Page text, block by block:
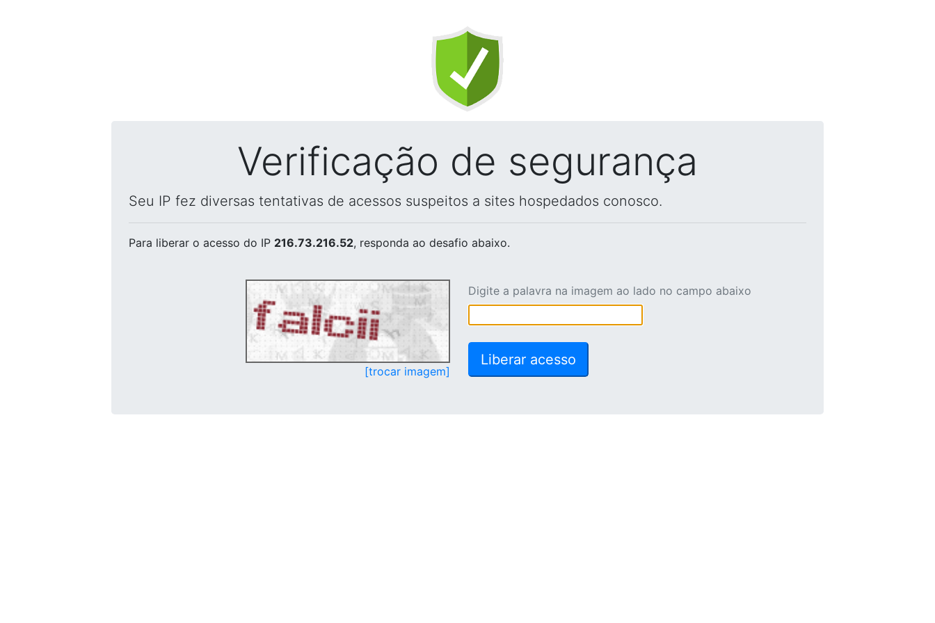
Verificação de segurança
Seu IP fez diversas tentativas de acessos suspeitos a sites hospedados conosco.
Para liberar o acesso do IP 216.73.216.52, responda ao desafio abaixo.
[trocar imagem]
Digite a palavra na imagem ao lado no campo abaixo